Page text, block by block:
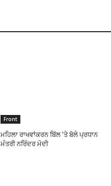
Front
ਮਹਿਲਾ ਰਾਖਵਾਂਕਰਨ ਬਿੱਲ ’ਤੇ ਬੋਲੇ ਪ੍ਰਧਾਨ
ਮੰਤਰੀ ਨਰਿੰਦਰ ਮੋਦੀ